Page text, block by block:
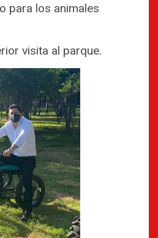
para los animales
visita al parque.